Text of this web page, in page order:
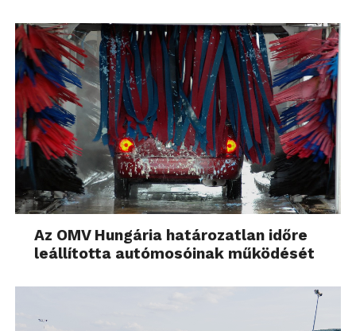
Az OMV Hungária határozatlan időre
leállította autómosóinak működését